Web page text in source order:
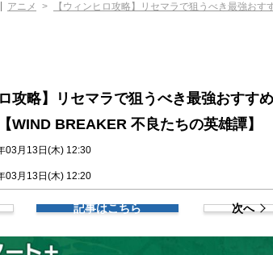
アニメ
【ウィンヒロ攻略】リセマラで狙うべき最強お
攻略】リセマラで狙うべき最強おすす
WIND BREAKER 不良たちの英雄譚】
03月13日(木) 12:30
03月13日(木) 12:20
記事はこちら 次へ